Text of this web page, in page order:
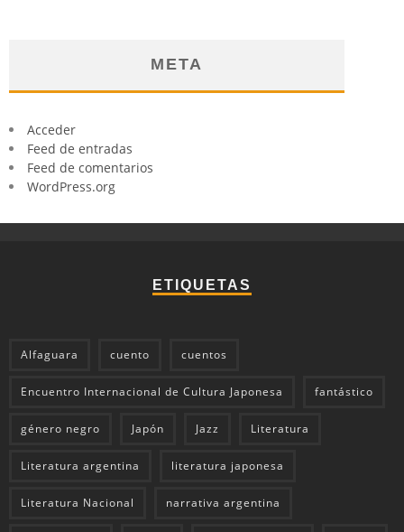
META
Acceder
Feed de entradas
Feed de comentarios
WordPress.org
ETIQUETAS
Alfaguara cuento cuentos
Encuentro Internacional de Cultura Japonesa fantástico
género negro Japón Jazz Literatura
Literatura argentina literatura japonesa
Literatura Nacional narrativa argentina